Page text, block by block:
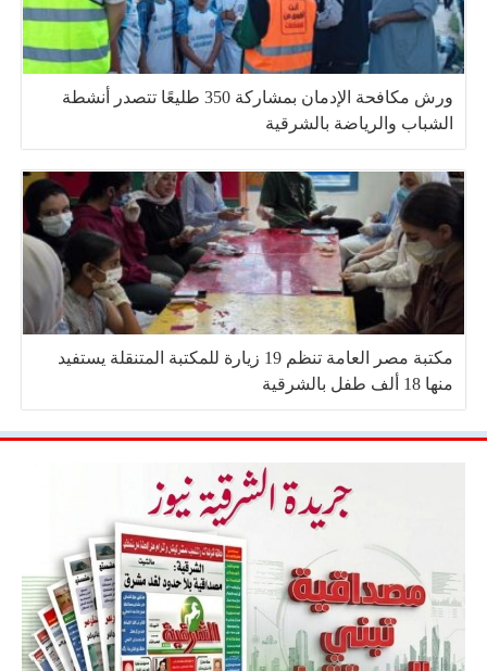
ورش مكافحة الإدمان بمشاركة 350 طليعًا تتصدر أنشطة
الشباب والرياضة بالشرقية
مكتبة مصر العامة تنظم 19 زيارة للمكتبة المتنقلة يستفيد
منها 18 ألف طفل بالشرقية